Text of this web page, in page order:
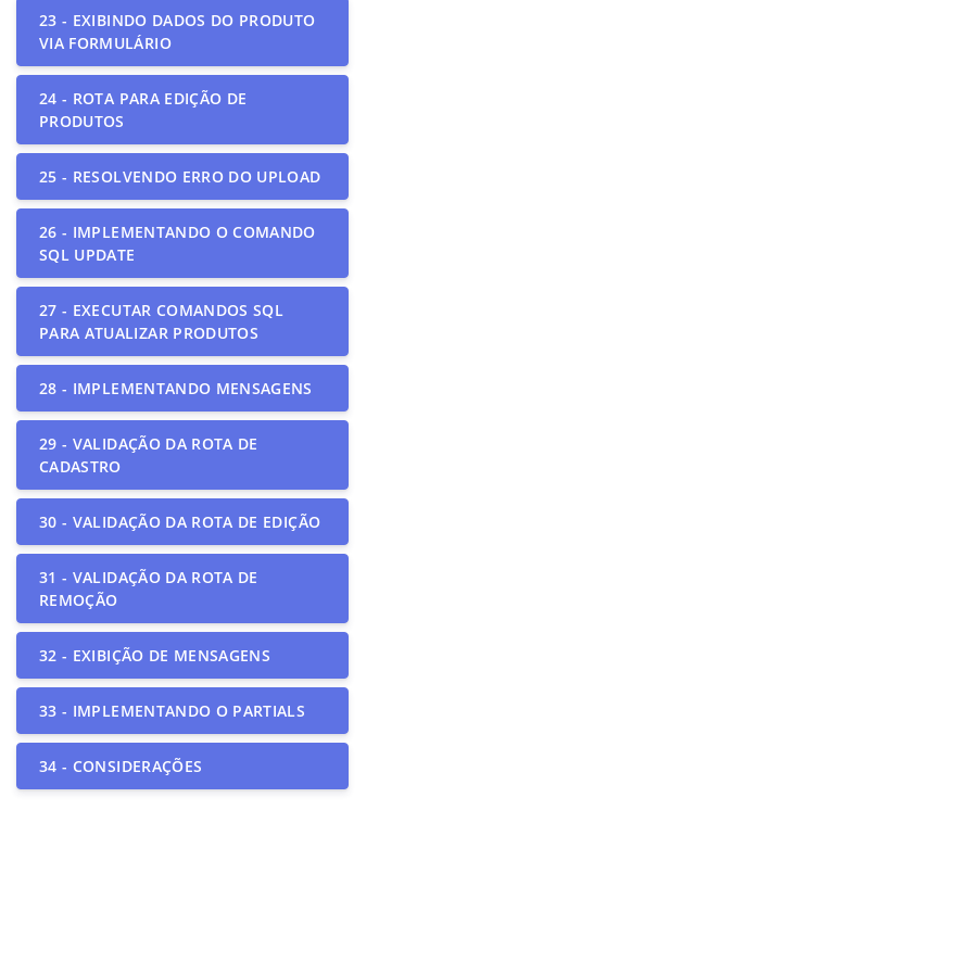
23 - EXIBINDO DADOS DO PRODUTO
VIA FORMULÁRIO
24 - ROTA PARA EDIÇÃO DE
PRODUTOS
25 - RESOLVENDO ERRO DO UPLOAD
26 - IMPLEMENTANDO O COMANDO
SQL UPDATE
27 - EXECUTAR COMANDOS SQL
PARA ATUALIZAR PRODUTOS
28 - IMPLEMENTANDO MENSAGENS
29 - VALIDAÇÃO DA ROTA DE
CADASTRO
30 - VALIDAÇÃO DA ROTA DE EDIÇÃO
31 - VALIDAÇÃO DA ROTA DE
REMOÇÃO
32 - EXIBIÇÃO DE MENSAGENS
33 - IMPLEMENTANDO O PARTIALS
34 - CONSIDERAÇÕES